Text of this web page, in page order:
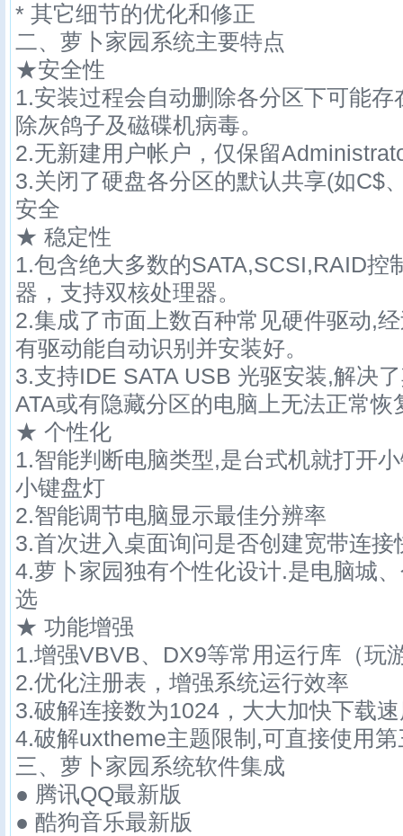
* 其它细节的优化和修正
二、萝卜家园系统主要特点
★安全性
1.安装过程会自动删除各分区下可能
除灰鸽子及磁碟机病毒。
2.无新建用户帐户，仅保留
3.关闭了硬盘各分区的默认共享(如
安全
★ 稳定性
1.包含绝大多数的SATA,SCSI,RAID控
器，支持双核处理器。
2.集成了市面上数百种常见硬件驱动,
有驱动能自动识别并安装好。
3.支持IDE SATA USB 光驱安装,解决
ATA或有隐藏分区的电脑上无法正常恢
★ 个性化
1.智能判断电脑类型,是台式机就打开
小键盘灯
2.智能调节电脑显示最佳分辨率
3.首次进入桌面询问是否创建宽带连接
4.萝卜家园独有个性化设计.是电脑城
选
★ 功能增强
1.增强VBVB、DX9等常用运行库（玩
2.优化注册表，增强系统运行效率
3.破解连接数为1024，大大加快下载
4.破解uxtheme主题限制,可直接使用
三、萝卜家园系统软件集成
● 腾讯QQ最新版
● 酷狗音乐最新版